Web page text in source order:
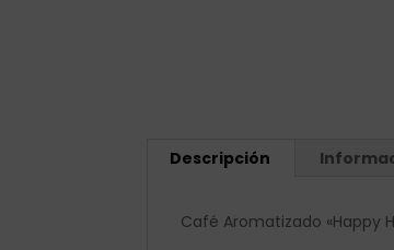
Descripción
Café Aromatizado «Happy